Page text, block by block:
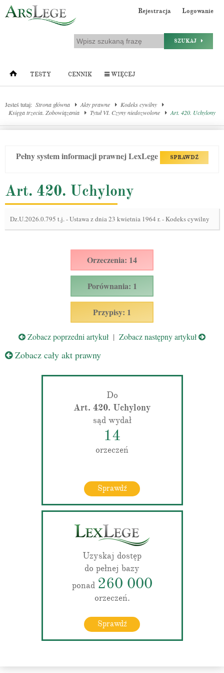
Rejestracja Logowanie
SZUKAJ
TESTY CENNIK WIĘCEJ
Jesteś tutaj: Strona główna Akty prawne
Kodeks cywilny
Księga trzecia. Zobowiązania
Tytuł VI. Czyny niedozwolone Art. 420. Uchylony
Pełny system informacji prawnej LexLege SPRAWDŹ
Art. 420. Uchylony
Dz.U.2026.0.795 t.j.-Ustawa z dnia 23 kwietnia 1964 r. - Kodeks cywilny
Orzeczenia: 14
Porównania: 1
Przypisy: 1
Zobacz poprzedni artykuł | Zobacz następny artykuł
Zobacz cały akt prawny
Do
Art. 420. Uchylony
sąd wydał
14
orzeczeń
Sprawdź
Uzyskaj dostęp
do pełnej bazy
ponad 260 000
orzeczeń.
Sprawdź